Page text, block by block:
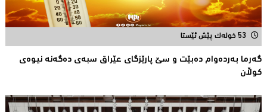
53 خولەک پێش ئێستا
گەرما بەردەوام دەبێت و سێ پارێزگای عێراق سبەی دەگەنە نیوەی
كوڵان